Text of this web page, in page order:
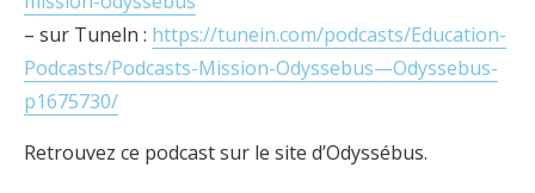
– sur Tuneln : https://tunein.com/podcasts/Education-
Podcasts/Podcasts-Mission-Odyssebus—Odyssebus-
p1675730/
Retrouvez ce podcast sur le site d’Odyssébus.